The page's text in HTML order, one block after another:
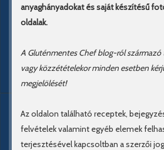
anyaghányadokat és saját készítésű
oldalak.
A Gluténmentes Chef blog-ról
vagy közzétételekor minden esetben
megjelölését!
Az oldalon található receptek,
felvételek valamint egyéb elemek
terjesztésével kapcsoltban a szerzői